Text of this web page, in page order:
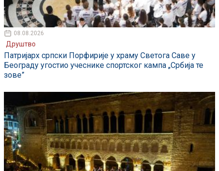
08.08.2026
Друштво
Патријарх српски Порфирије у храму Светога Саве у
Београду угостио учеснике спортског кампа „Србија те
зове”